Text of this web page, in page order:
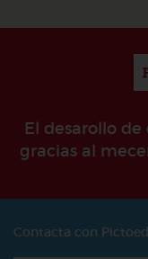
El desarollo
gracias al
Contacta con